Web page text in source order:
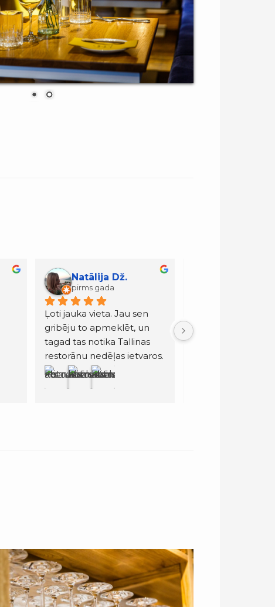
Pauls Dž.
pirms gada
Tāpat kā viss, ko
piedzīvojām Igaunijā, arī šis
restorāns staroja ar
relaksētu šarmu, eleganci
un draudzīgumu. Ēdiens